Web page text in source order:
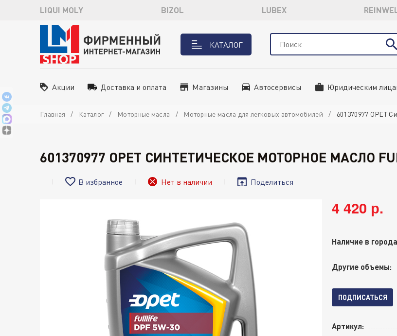
LIQUI MOLY BIZOL LUBEX
КАТАЛОГ
Акции Доставка и оплата Магазины Автосервисы Юридическим
Главная Каталог Моторные масла Моторные масла для легковых автомобилей 601370977 OPET
601370977 OPET СИНТЕТИЧЕСКОЕ МОТОРНОЕ МАСЛО
В избранное Нет в наличии Поделиться
4 420 р.
Наличие в
Другие объемы:
ПОДПИСАТЬСЯ
Артикул: